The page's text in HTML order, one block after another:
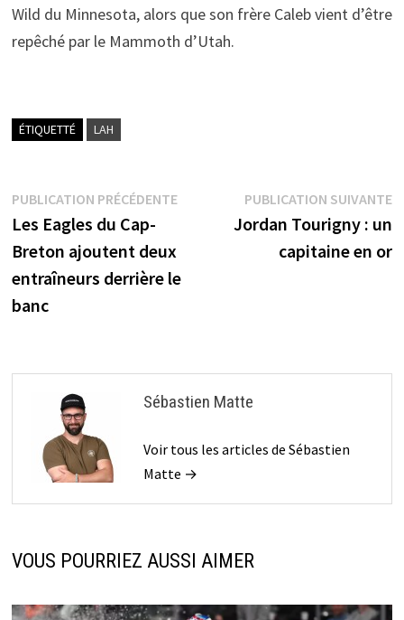
Wild du Minnesota, alors que son frère Caleb vient d’être
repêché par le Mammoth d’Utah.
ÉTIQUETTÉ LAH
Navigation
de
l’article
PUBLICATION PRÉCÉDENTEPublication
précédente :
Les Eagles du Cap-
Breton ajoutent deux
entraîneurs derrière le
banc
PUBLICATION SUIVANTE
Jordan Tourigny : un
capitaine en or
Sébastien Matte
Voir tous les articles de Sébastien
Matte →
VOUS POURRIEZ AUSSI AIMER